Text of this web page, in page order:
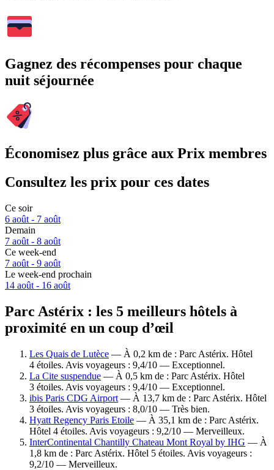
Gagnez des récompenses pour chaque
nuit séjournée
Économisez plus grâce aux Prix membres
Consultez les prix pour ces dates
Ce soir
6 août - 7 août
Demain
7 août - 8 août
Ce week-end
7 août - 9 août
Le week-end prochain
14 août - 16 août
Parc Astérix : les 5 meilleurs hôtels à
proximité en un coup d’œil
Les Quais de Lutèce — À 0,2 km de : Parc Astérix. Hôtel
4 étoiles. Avis voyageurs : 9,4/10 — Exceptionnel.
La Cite suspendue — À 0,5 km de : Parc Astérix. Hôtel
3 étoiles. Avis voyageurs : 9,4/10 — Exceptionnel.
ibis Paris CDG Airport — À 13,7 km de : Parc Astérix. Hôtel
3 étoiles. Avis voyageurs : 8,0/10 — Très bien.
Hyatt Regency Paris Etoile — À 35,1 km de : Parc Astérix.
Hôtel 4 étoiles. Avis voyageurs : 9,2/10 — Merveilleux.
InterContinental Chantilly Chateau Mont Royal by IHG — À
1,8 km de : Parc Astérix. Hôtel 5 étoiles. Avis voyageurs :
9,2/10 — Merveilleux.